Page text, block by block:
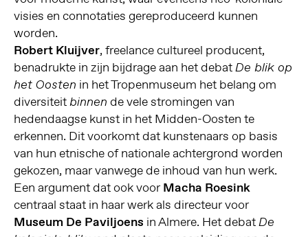
visies en connotaties gereproduceerd kunnen
worden.
Robert Kluijver, freelance cultureel producent,
benadrukte in zijn bijdrage aan het debatDe blik op
het Oosten in het Tropenmuseum het belang om
diversiteitbinnen de vele stromingen van
hedendaagse kunst in het Midden-Oosten te
erkennen. Dit voorkomt dat kunstenaars op basis
van hun etnische of nationale achtergrond worden
gekozen, maar vanwege de inhoud van hun werk.
Een argument dat ook voorMacha Roesink
centraal staat in haar werk als directeur voor
Museum De Paviljoens in Almere. Het debatDe